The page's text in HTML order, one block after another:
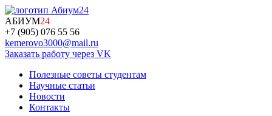
АБИУМ24
+7 (905) 076 55 56
kemerovo3000@mail.ru
Заказать работу через VK
Полезные советы студентам
Научные статьи
Новости
Контакты